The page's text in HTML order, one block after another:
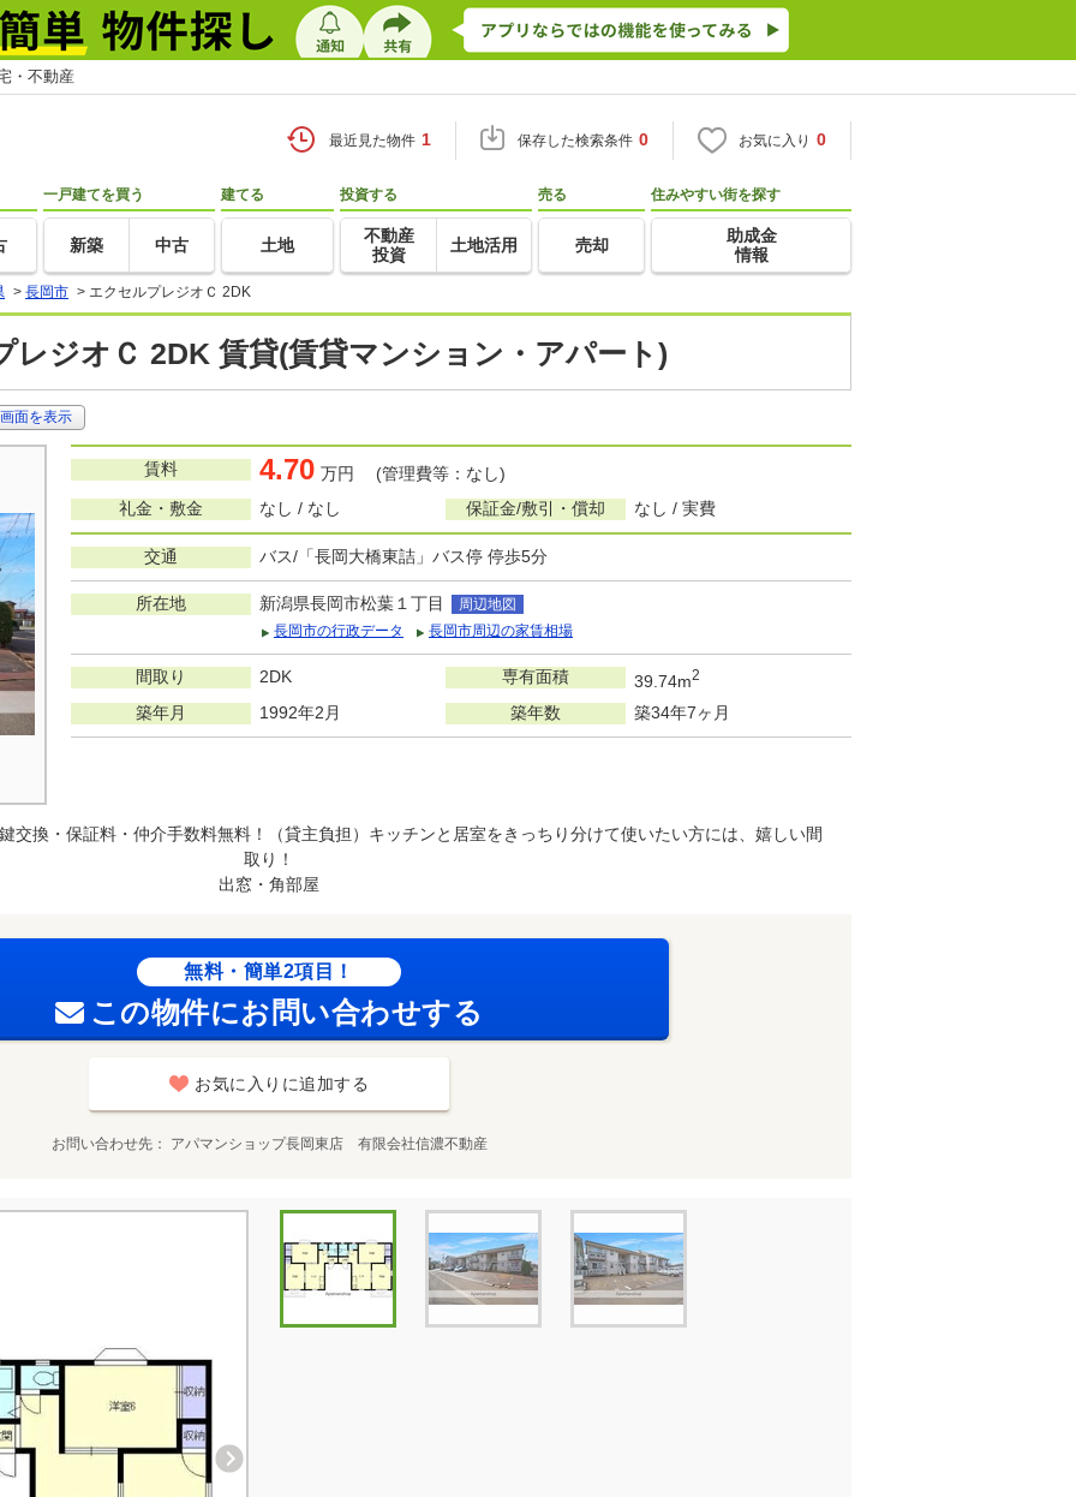
・不動産
最近見た物件 1 保存した検索条件 0 お気に入り 0
一戸建てを買う
新築 中古
建てる
土地
投資する
不動産
投資
土地活用
売る
売却
住みやすい街を探す
助成金
情報
> 長岡市 > エクセルプレジオＣ 2DK
レジオＣ 2DK 賃貸(賃貸マンション・アパート)
面を表示
賃料 4.70 万円 (管理費等：なし)
礼金・敷金
なし / なし 保証金/敷引・償却 なし / 実費
交通 バス/「長岡大橋東詰」バス停 停歩5分
所在地 新潟県長岡市松葉１丁目
周辺地図
長岡市の行政データ
長岡市周辺の家賃相場
間取り 2DK 専有面積 39.74m2
築年月 1992年2月 築年数 築34年7ヶ月
交換・保証料・仲介手数料無料！（貸主負担）キッチンと居室をきっちり分けて使いたい方には、嬉しい間
取り！
出窓・角部屋
無料・簡単2項目！
この物件にお問い合わせする
お気に入りに追加する
お問い合わせ先 アパマンショップ長岡東店 有限会社信濃不動産